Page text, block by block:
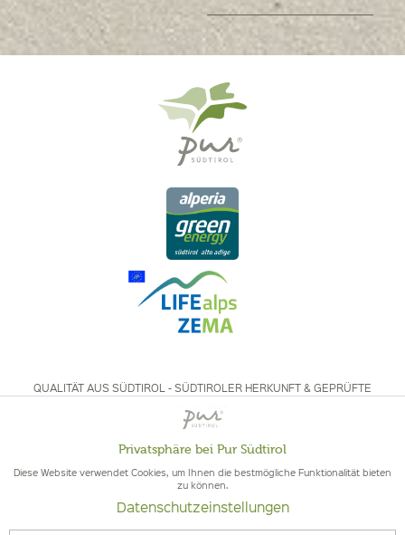
QUALITÄT AUS SÜDTIROL - SÜDTIROLER HERKUNFT & GEPRÜFTE
QUALITÄT
Aktiv
Inaktiv
Privatsphäre bei Pur Südtirol
Diese Website verwendet Cookies, um Ihnen die bestmögliche Funktionalität bieten
zu können.
Datenschutzeinstellungen